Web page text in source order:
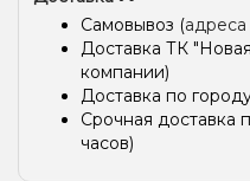
Самовывоз (адреса
Доставка ТК
компании)
Доставка по
Срочная доставка
часов)